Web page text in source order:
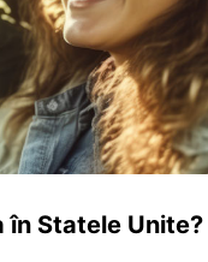
în Statele Unite?